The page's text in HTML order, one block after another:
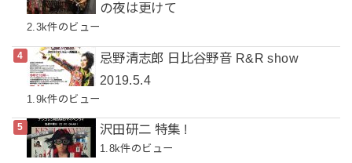
の夜は更けて
2.3k件のビュー
忌野清志郎 日比谷野音 R&R show
2019.5.4
1.9k件のビュー
沢田研二 特集 !
1.8k件のビュー